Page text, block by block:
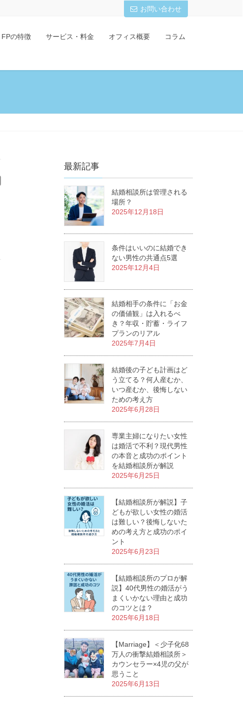
お問い合わせ
FPの特徴 サービス・料金 オフィス概要 コラム
最新記事
結婚相談所は管理される
場所？
2025年12月18日
条件はいいのに結婚でき
ない男性の共通点5選
2025年12月4日
結婚相手の条件に「お金
の価値観」は入れるべ
き？年収・貯蓄・ライフ
プランのリアル
2025年7月4日
結婚後の子ども計画はど
う立てる？何人産むか、
いつ産むか、後悔しない
ための考え方
2025年6月28日
専業主婦になりたい女性
は婚活で不利？現代男性
の本音と成功のポイント
を結婚相談所が解説
2025年6月25日
【結婚相談所が解説】子
どもが欲しい女性の婚活
は難しい？後悔しないた
めの考え方と成功のポイ
ント
2025年6月23日
【結婚相談所のプロが解
説】40代男性の婚活がう
まくいかない理由と成功
のコツとは？
2025年6月18日
【Marriage】＜少子化68
万人の衝撃結婚相談所＞
カウンセラー×4児の父が
思うこと
2025年6月13日